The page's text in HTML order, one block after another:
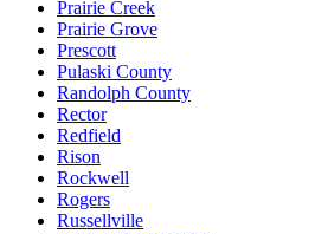
Prairie Creek
Prairie Grove
Prescott
Pulaski County
Randolph County
Rector
Redfield
Rison
Rockwell
Rogers
Russellville